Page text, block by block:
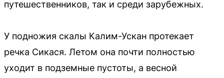
путешественников, так и среди зарубежных.
У подножия скалы Калим-Ускан протекает
речка Сикася. Летом она почти полностью
уходит в подземные пустоты, а весной